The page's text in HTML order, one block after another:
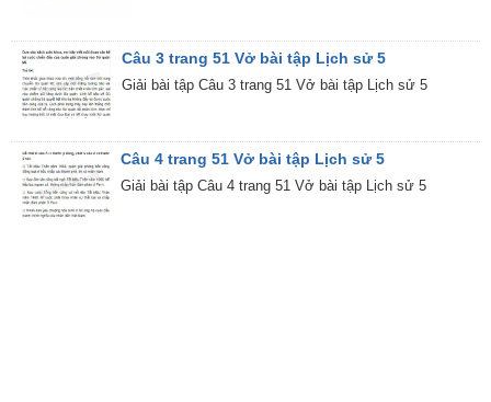
Câu 3 trang 51 Vở bài tập Lịch sử 5
Giải bài tập Câu 3 trang 51 Vở bài tập Lịch sử 5
Câu 4 trang 51 Vở bài tập Lịch sử 5
Giải bài tập Câu 4 trang 51 Vở bài tập Lịch sử 5